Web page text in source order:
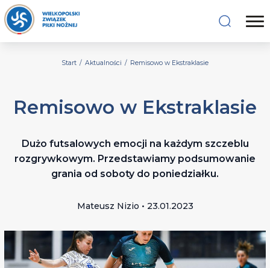
Start / Aktualności / Remisowo w Ekstraklasie
Remisowo w Ekstraklasie
Dużo futsalowych emocji na każdym szczeblu
rozgrywkowym. Przedstawiamy podsumowanie
grania od soboty do poniedziałku.
Mateusz Nizio • 23.01.2023